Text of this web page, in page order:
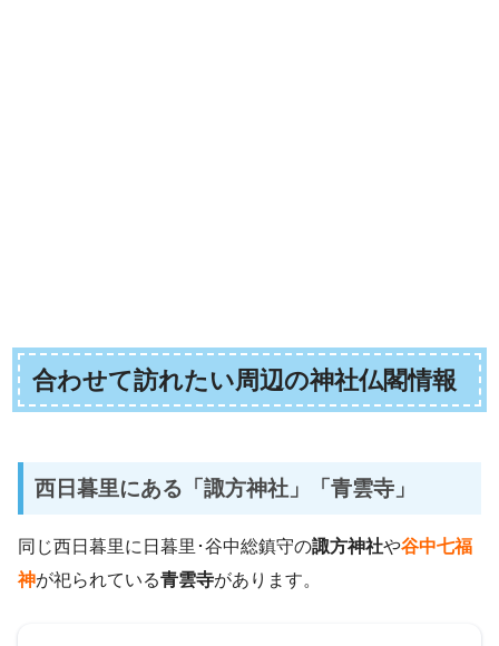
合わせて訪れたい周辺の神社仏閣情報
西日暮里にある「諏方神社」「青雲寺」
同じ西日暮里に日暮里･谷中総鎮守の諏方神社や谷中七福
神が祀られている青雲寺があります。